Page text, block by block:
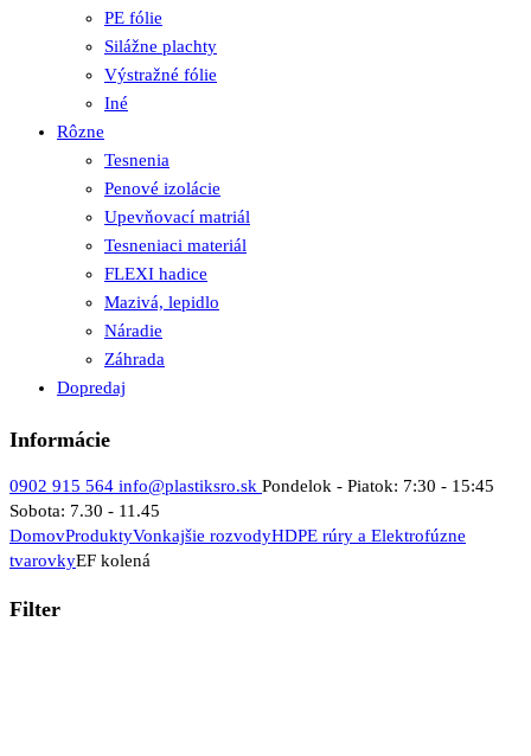
PE fólie
Silážne plachty
Výstražné fólie
Iné
Rôzne
Tesnenia
Penové izolácie
Upevňovací matriál
Tesneniaci materiál
FLEXI hadice
Mazivá, lepidlo
Náradie
Záhrada
Dopredaj
Informácie
0902 915 564 info@plastiksro.sk Pondelok - Piatok: 7:30 - 15:45
Sobota: 7.30 - 11.45
DomovProduktyVonkajšie rozvodyHDPE rúry a Elektrofúzne
tvarovkyEF kolená
Filter